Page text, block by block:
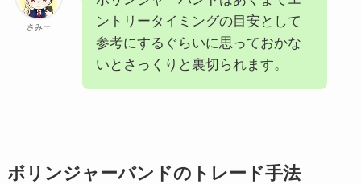
さみー
ントリータイミングの目安として
参考にするぐらいに思っておかな
いとさっくりと裏切られます。
ボリンジャーバンドのトレード手法